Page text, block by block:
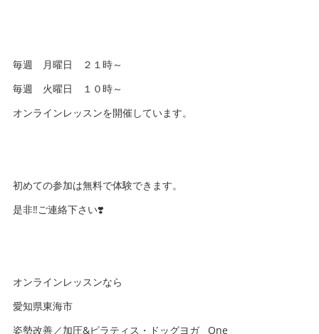
毎週 月曜日 ２１時～
毎週 火曜日 １０時～
オンラインレッスンを開催しています。
初めての参加は無料で体験できます。
是非‼️ご連絡下さい❣️
オンラインレッスンなら
愛知県東海市
姿勢改善／加圧&ピラティス・ドッグヨガ One